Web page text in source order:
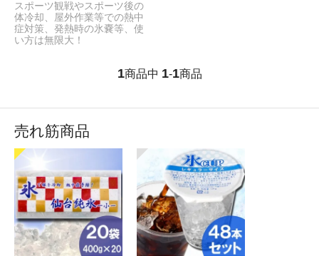
スポーツ観戦やスポーツ後の
体冷却、屋外作業等での熱中
症対策、発熱時の氷嚢等、使
い方は無限大！
1商品中 1-1商品
売れ筋商品